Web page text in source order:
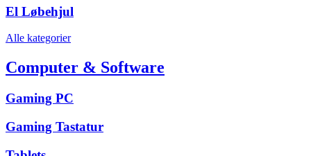
El Løbehjul
Alle kategorier
Computer & Software
Gaming PC
Gaming Tastatur